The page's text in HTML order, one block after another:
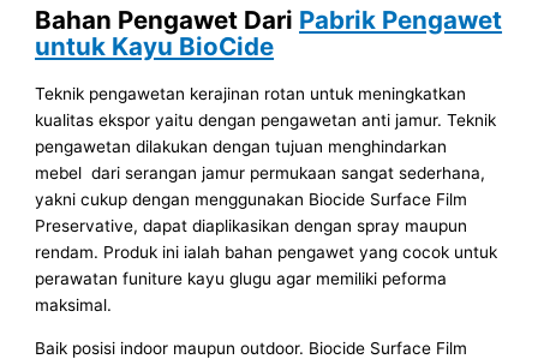
Bahan Pengawet Dari Pabrik Pengawet
untuk Kayu BioCide
Teknik pengawetan kerajinan rotan untuk meningkatkan
kualitas ekspor yaitu dengan pengawetan anti jamur. Teknik
pengawetan dilakukan dengan tujuan menghindarkan
mebel dari serangan jamur permukaan sangat sederhana,
yakni cukup dengan menggunakan Biocide Surface Film
Preservative, dapat diaplikasikan dengan spray maupun
rendam. Produk ini ialah bahan pengawet yang cocok untuk
perawatan funiture kayu glugu agar memiliki peforma
maksimal.
Baik posisi indoor maupun outdoor. Biocide Surface Film